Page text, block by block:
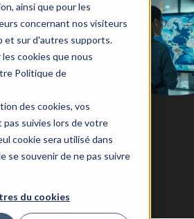
ainsi que pour les
concernant nos visiteurs
et sur d'autres supports.
cookies que nous
Politique de
des cookies, vos
suivies lors de votre
cookie sera utilisé dans
se souvenir de ne pas suivre
du cookies